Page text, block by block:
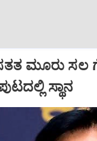
ಮೂರು ಸಲ
ಸ್ಥಾನ